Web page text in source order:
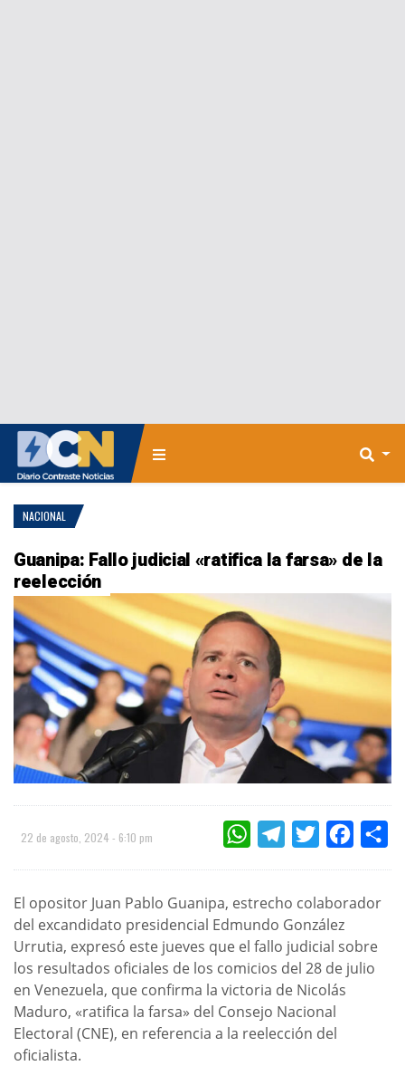
NACIONAL
Guanipa: Fallo judicial «ratifica la farsa» de la
reelección
22 de agosto, 2024 - 6:10 pm WHATSAPPTELEGRAMTWITTER
El opositor Juan Pablo Guanipa, estrecho colaborador
del excandidato presidencial Edmundo González
Urrutia, expresó este jueves que el fallo judicial sobre
los resultados oficiales de los comicios del 28 de julio
en Venezuela, que confirma la victoria de Nicolás
Maduro, «ratifica la farsa» del Consejo Nacional
Electoral (CNE), en referencia a la reelección del
oficialista.